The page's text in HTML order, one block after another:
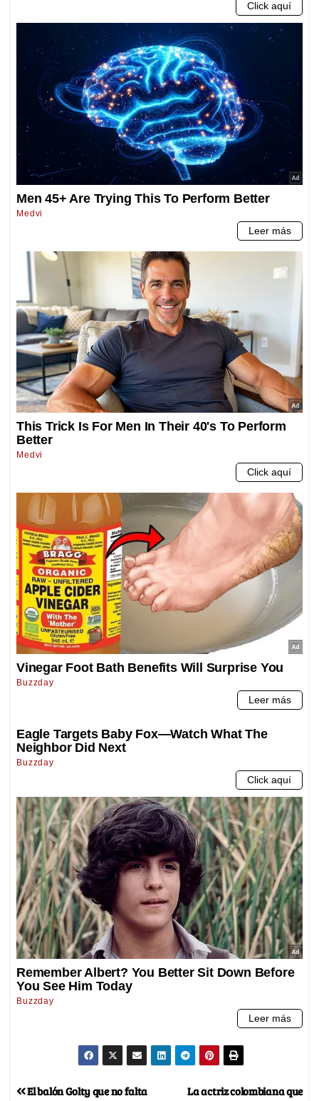
La actriz colombiana que
El balón Golty que no falta